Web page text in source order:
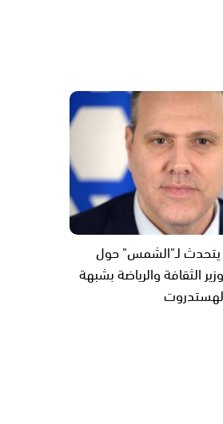
يتحدث لـ"الشمس" حول
الثقافة والرياضة بشبهة